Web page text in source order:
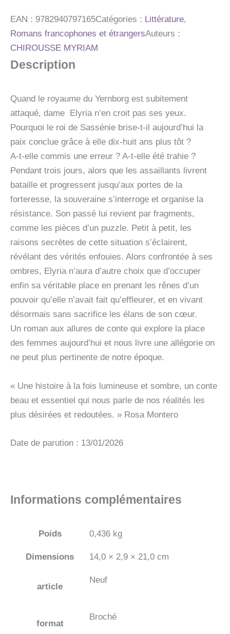
EAN : 9782940797165Catégories : Littérature,
Romans francophones et étrangersAuteurs :
CHIROUSSE MYRIAM
Description
Quand le royaume du Yernborg est subitement
attaqué, dame Elyria n’en croit pas ses yeux.
Pourquoi le roi de Sassénie brise-t-il aujourd’hui la
paix conclue grâce à elle dix-huit ans plus tôt ?
A-t-elle commis une erreur ? A-t-elle été trahie ?
Pendant trois jours, alors que les assaillants livrent
bataille et progressent jusqu’aux portes de la
forteresse, la souveraine s’interroge et organise la
résistance. Son passé lui revient par fragments,
comme les pièces d’un puzzle. Petit à petit, les
raisons secrètes de cette situation s’éclairent,
révélant des vérités enfouies. Alors confrontée à ses
ombres, Elyria n’aura d’autre choix que d’occuper
enfin sa véritable place en prenant les rênes d’un
pouvoir qu’elle n’avait fait qu’effleurer, et en vivant
désormais sans sacrifice les élans de son cœur.
Un roman aux allures de conte qui explore la place
des femmes aujourd’hui et nous livre une allégorie on
ne peut plus pertinente de notre époque.
« Une histoire à la fois lumineuse et sombre, un conte
beau et essentiel qui nous parle de nos réalités les
plus désirées et redoutées. » Rosa Montero
Date de parution : 13/01/2026
Informations complémentaires
Poids 0,436 kg
Dimensions 14,0 × 2,9 × 21,0 cm
article
Neuf
format
Broché